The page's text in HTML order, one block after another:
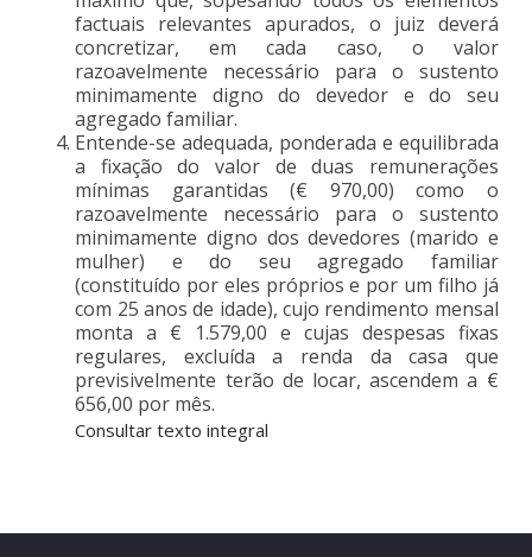
factuais relevantes apurados, o juiz deverá
concretizar, em cada caso, o valor
razoavelmente necessário para o sustento
minimamente digno do devedor e do seu
agregado familiar.
Entende-se adequada, ponderada e equilibrada
a fixação do valor de duas remunerações
mínimas garantidas (€ 970,00) como o
razoavelmente necessário para o sustento
minimamente digno dos devedores (marido e
mulher) e do seu agregado familiar
(constituído por eles próprios e por um filho já
com 25 anos de idade), cujo rendimento mensal
monta a € 1.579,00 e cujas despesas fixas
regulares, excluída a renda da casa que
previsivelmente terão de locar, ascendem a €
656,00 por mês.
Consultar texto integral